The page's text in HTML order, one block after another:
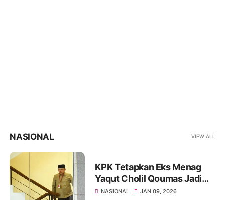
NASIONAL VIEW ALL
KPK Tetapkan Eks Menag
Yaqut Cholil Qoumas Jadi
Tersangka Kasus Korupsi
NASIONAL JAN 09, 2026